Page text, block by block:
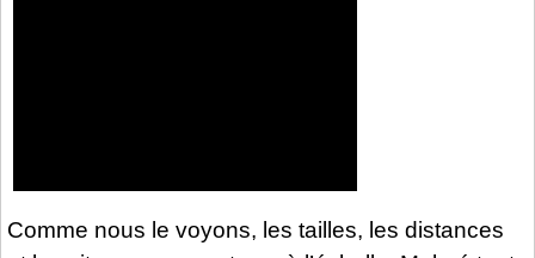
Comme nous le voyons, les tailles, les distances